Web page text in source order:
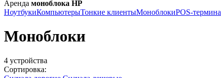
Аренда моноблока HP
НоутбукиКомпьютерыТонкие клиентыМоноблокиPOS-
Моноблоки
4 устройства
Сортировка: